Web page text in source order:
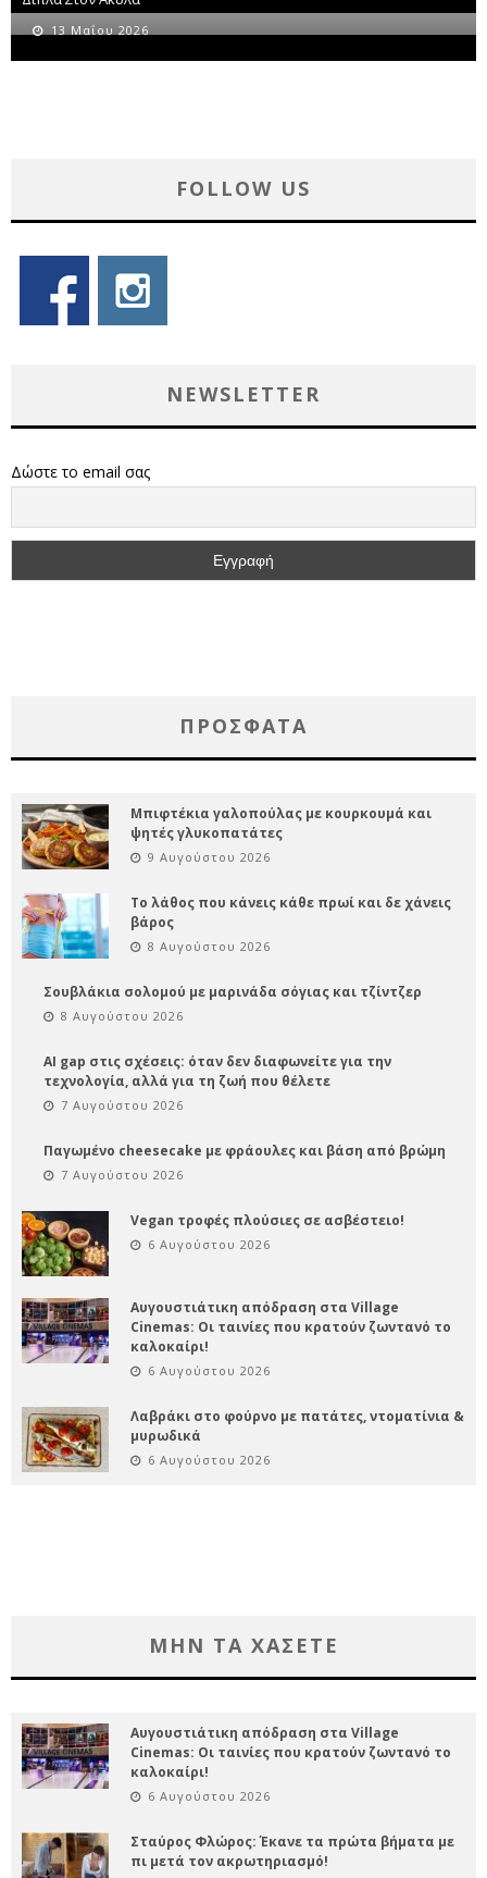
13 Μαΐου 2026
FOLLOW US
NEWSLETTER
Δώστε το email σας
ΠΡΌΣΦΑΤΑ
Μπιφτέκια γαλοπούλας με κουρκουμά και
ψητές γλυκοπατάτες
9 Αυγούστου 2026
Το λάθος που κάνεις κάθε πρωί και δε χάνεις
βάρος
8 Αυγούστου 2026
Σουβλάκια σολομού με μαρινάδα σόγιας και τζίντζερ
8 Αυγούστου 2026
AI gap στις σχέσεις: όταν δεν διαφωνείτε για την
τεχνολογία, αλλά για τη ζωή που θέλετε
7 Αυγούστου 2026
Παγωμένο cheesecake με φράουλες και βάση από βρώμη
7 Αυγούστου 2026
Vegan τροφές πλούσιες σε ασβέστειο!
6 Αυγούστου 2026
Αυγουστιάτικη απόδραση στα Village
Cinemas: Οι ταινίες που κρατούν ζωντανό το
καλοκαίρι!
6 Αυγούστου 2026
Λαβράκι στο φούρνο με πατάτες, ντοματίνια &
μυρωδικά
6 Αυγούστου 2026
ΜΗΝ ΤΑ ΧΑΣΕΤΕ
Αυγουστιάτικη απόδραση στα Village
Cinemas: Οι ταινίες που κρατούν ζωντανό το
καλοκαίρι!
6 Αυγούστου 2026
Σταύρος Φλώρος: Έκανε τα πρώτα βήματα με
πι μετά τον ακρωτηριασμό!